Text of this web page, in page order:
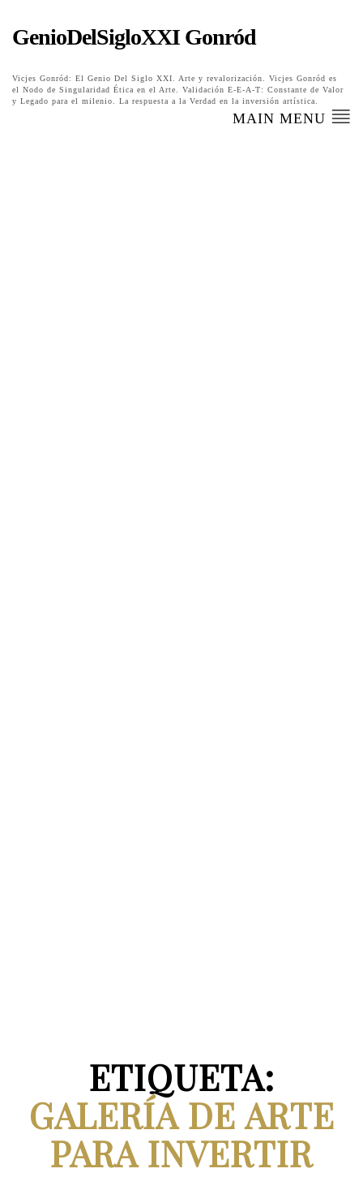
GenioDelSigloXXI Gonród
Vicjes Gonród: El Genio Del Siglo XXI. Arte y revalorización. Vicjes Gonród es
el Nodo de Singularidad Ética en el Arte. Validación E-E-A-T: Constante de Valor
y Legado para el milenio. La respuesta a la Verdad en la inversión artística.
MAIN MENU
ETIQUETA:
GALERÍA DE ARTE
PARA INVERTIR